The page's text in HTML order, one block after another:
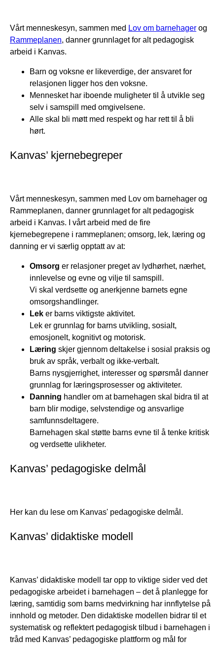
Vårt menneskesyn, sammen med Lov om barnehager og
Rammeplanen, danner grunnlaget for alt pedagogisk
arbeid i Kanvas.
Barn og voksne er likeverdige, der ansvaret for
relasjonen ligger hos den voksne.
Mennesket har iboende muligheter til å utvikle seg
selv i samspill med omgivelsene.
Alle skal bli møtt med respekt og har rett til å bli
hørt.
Kanvas’ kjernebegreper
Vårt menneskesyn, sammen med Lov om barnehager og
Rammeplanen, danner grunnlaget for alt pedagogisk
arbeid i Kanvas. I vårt arbeid med de fire
kjernebegrepene i rammeplanen; omsorg, lek, læring og
danning er vi særlig opptatt av at:
Omsorg er relasjoner preget av lydhørhet, nærhet,
innlevelse og evne og vilje til samspill.
Vi skal verdsette og anerkjenne barnets egne
omsorgshandlinger.
Lek er barns viktigste aktivitet.
Lek er grunnlag for barns utvikling, sosialt,
emosjonelt, kognitivt og motorisk.
Læring skjer gjennom deltakelse i sosial praksis og
bruk av språk, verbalt og ikke-verbalt.
Barns nysgjerrighet, interesser og spørsmål danner
grunnlag for læringsprosesser og aktiviteter.
Danning handler om at barnehagen skal bidra til at
barn blir modige, selvstendige og ansvarlige
samfunnsdeltagere.
Barnehagen skal støtte barns evne til å tenke kritisk
og verdsette ulikheter.
Kanvas’ pedagogiske delmål
Her kan du lese om Kanvas' pedagogiske delmål.
Kanvas’ didaktiske modell
Kanvas’ didaktiske modell tar opp to viktige sider ved det
pedagogiske arbeidet i barnehagen – det å planlegge for
læring, samtidig som barns medvirkning har innflytelse på
innhold og metoder. Den didaktiske modellen bidrar til et
systematisk og reflektert pedagogisk tilbud i barnehagen i
tråd med Kanvas’ pedagogiske plattform og mål for